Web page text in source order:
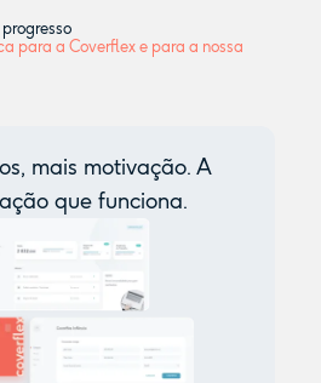
para a Coverflex e para a nossa
mais motivação. A
que funciona.